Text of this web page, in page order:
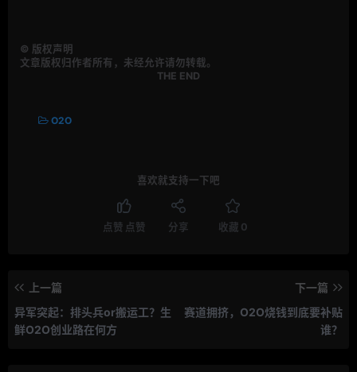
© 版权声明
文章版权归作者所有，未经允许请勿转载。
THE END
O2O
喜欢就支持一下吧
点赞 点赞 分享 收藏 0
上一篇
异军突起：排头兵or搬运工？生
鲜O2O创业路在何方
下一篇
赛道拥挤，O2O烧钱到底要补贴
谁？